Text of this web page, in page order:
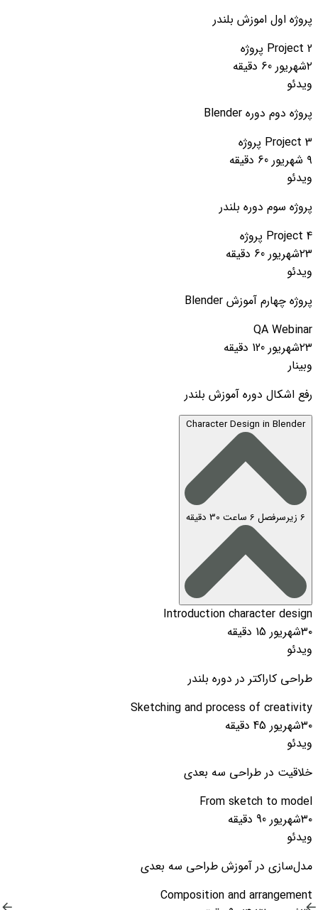
پروژه اول اموزش بلندر
Project 2 پروژه
۲شهریور
60 دقیقه
ویدئو
پروژه دوم دوره Blender
Project 3 پروژه
۹ شهریور
60 دقیقه
ویدئو
پروژه سوم دوره بلندر
Project 4 پروژه
۲۳شهریور
60 دقیقه
ویدئو
پروژه چهارم آموزش Blender
QA Webinar
۲۳شهریور
120 دقیقه
وبینار
رفع اشکال دوره آموزش بلندر
Character Design in Blender
6 زیرسرفصل 6 ساعت 30 دقیقه
Introduction character design
۳۰شهریور
15 دقیقه
ویدئو
طراحی کاراکتر در دوره بلندر
Sketching and process of creativity
۳۰شهریور
45 دقیقه
ویدئو
خلاقیت در طراحی سه بعدی
From sketch to model
۳۰شهریور
90 دقیقه
ویدئو
مدل‌سازی در آموزش طراحی سه بعدی
Composition and arrangement